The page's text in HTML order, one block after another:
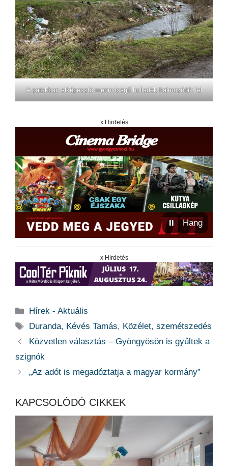
A patakban elképesztő mennyiségű hulladék halmozódik fel
x Hirdetés
⏸ Hang
x Hirdetés
Kategória
Hírek - Aktuális
Címkék
Duranda, Kévés Tamás, Közélet,szemétszedés
Közvetlen választás – Gyöngyösön is gyűltek a
szignók
„Az adót is megadóztatja a magyar kormány”
KAPCSOLÓDÓ CIKKEK